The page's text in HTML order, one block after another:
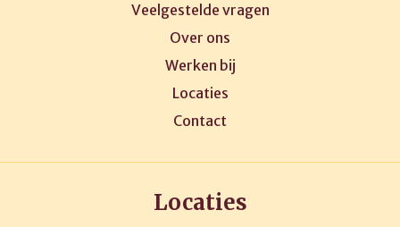
Veelgestelde vragen
Over ons
Werken bij
Locaties
Contact
Locaties